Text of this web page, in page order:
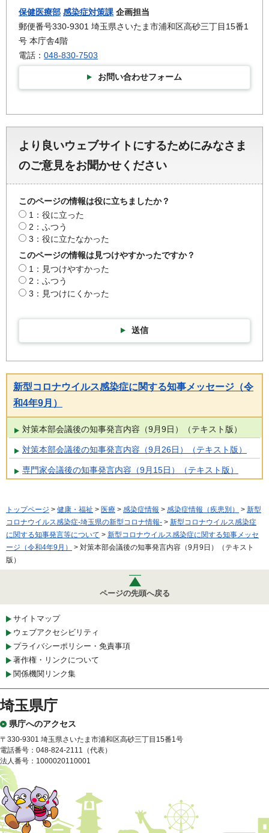
保健医療部 感染症対策課 企画担当
郵便番号330-9301 埼玉県さいたま市浦和区高砂三丁目15番1
号 本庁舎4階
電話： 048-830-7503
お問い合わせフォーム
より良いウェブサイトにするためにみなさま
のご意見をお聞かせください
このページの情報は役に立ちましたか？
1：役に立った
2：ふつう
3：役に立たなかった
このページの情報は見つけやすかったですか？
1：見つけやすかった
2：ふつう
3：見つけにくかった
送信
新型コロナウイルス感染症に関する知事メッセージ（令
和4年9月）
対策本部会議後の知事発言内容（9月9日）（テキスト版）
対策本部会議後の知事発言内容（9月26日）（テキスト版）
専門家会議後の知事発言内容（9月15日）（テキスト版）
トップページ > 健康・福祉 > 医療 > 感染症情報 > 感染症情報（疾患別） > 新型
コロナウイルス感染症-埼玉県の新型コロナ情報- > 新型コロナウイルス感染症
に関する知事発言等について > 新型コロナウイルス感染症に関する知事メッセ
ージ（令和4年9月）
> 対策本部会議後の知事発言内容（9月9日）（テキスト
版）
ページの先頭へ戻る
サイトマップ
ウェブアクセシビリティ
プライバシーポリシー・免責事項
著作権・リンクについて
関係機関リンク集
埼玉県庁
県庁へのアクセス
〒330-9301 埼玉県さいたま市浦和区高砂三丁目15番1号
電話番号：048-824-2111（代表）
法人番号：1000020110001